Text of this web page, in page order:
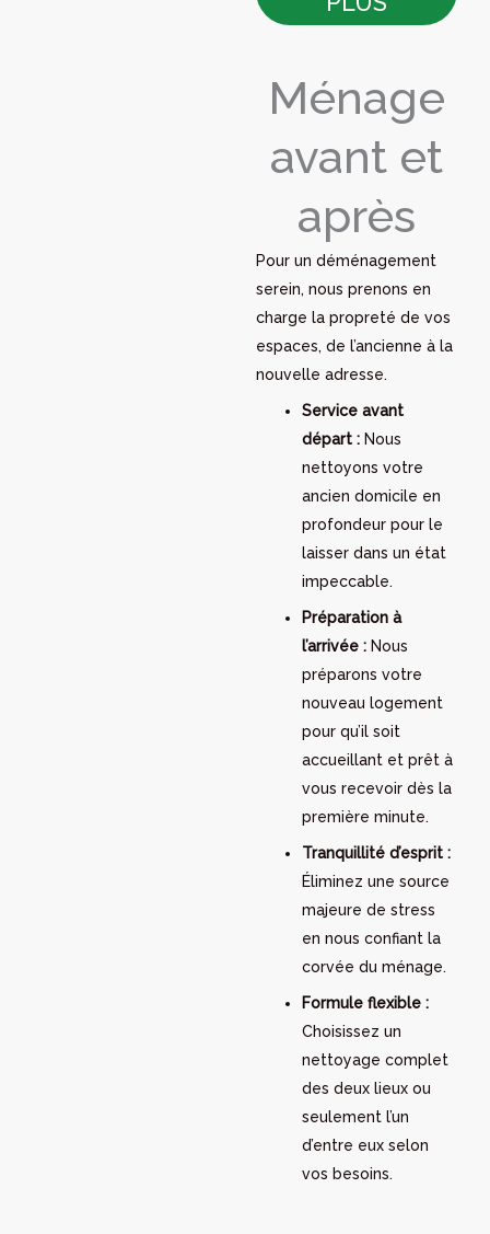
Ménage
avant et
après
Pour un déménagement
serein, nous prenons en
charge la propreté de vos
espaces, de l’ancienne à la
nouvelle adresse.
Service avant
départ : Nous
nettoyons votre
ancien domicile en
profondeur pour le
laisser dans un état
impeccable.
Préparation à
l’arrivée : Nous
préparons votre
nouveau logement
pour qu’il soit
accueillant et prêt à
vous recevoir dès la
première minute.
Tranquillité d’esprit :
Éliminez une source
majeure de stress
en nous confiant la
corvée du ménage.
Formule flexible :
Choisissez un
nettoyage complet
des deux lieux ou
seulement l’un
d’entre eux selon
vos besoins.